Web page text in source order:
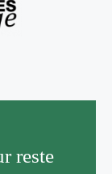
reste